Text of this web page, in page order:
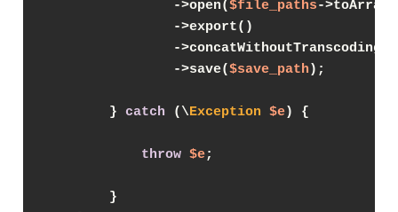
                ->open(
$file_paths-
                ->export()
                ->concatWithoutTranscoding()
                ->save(
$save_path );
        }
catch (\Exception $e) {
throw $e;
        }